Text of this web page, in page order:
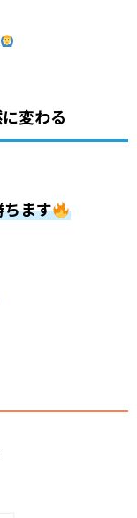
変わる
ます